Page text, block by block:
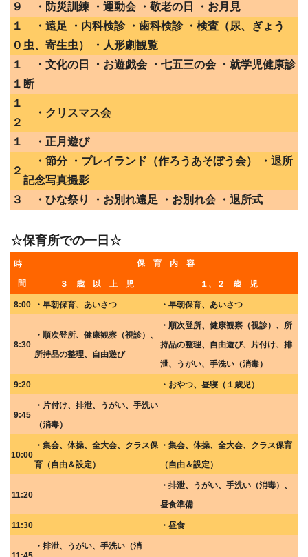
９
・防災訓練 ・運動会 ・敬老の日 ・お月見
１
０
・遠足 ・内科検診 ・歯科検診 ・検査（尿、ぎょう
虫、寄生虫） ・人形劇観覧
１
１
・文化の日 ・お遊戯会 ・七五三の会 ・就学児健康診
断
１
２
・クリスマス会
１ ・正月遊び
２
・節分 ・プレイランド（作ろうあそぼう会） ・退所
記念写真撮影
３
・ひな祭り ・お別れ遠足 ・お別れ会 ・退所式
☆保育所での一日☆
時
間
保 育 内 容
３ 歳 以 上 児 １、２ 歳 児
8:00 ・早朝保育、あいさつ ・早朝保育、あいさつ
8:30
・順次登所、健康観察（視診）、
所持品の整理、自由遊び
・順次登所、健康観察（視診）、所
持品の整理、自由遊び、片付け、排
泄、うがい、手洗い（消毒）
9:20 ・おやつ、昼寝（１歳児）
9:45
・片付け、排泄、うがい、手洗い
（消毒）
10:00
・集会、体操、全大会、クラス保
育（自由＆設定）
・集会、体操、全大会、クラス保育
（自由＆設定）
11:20
・排泄、うがい、手洗い（消毒）、
昼食準備
11:30 ・昼食
・排泄、うがい、手洗い（消